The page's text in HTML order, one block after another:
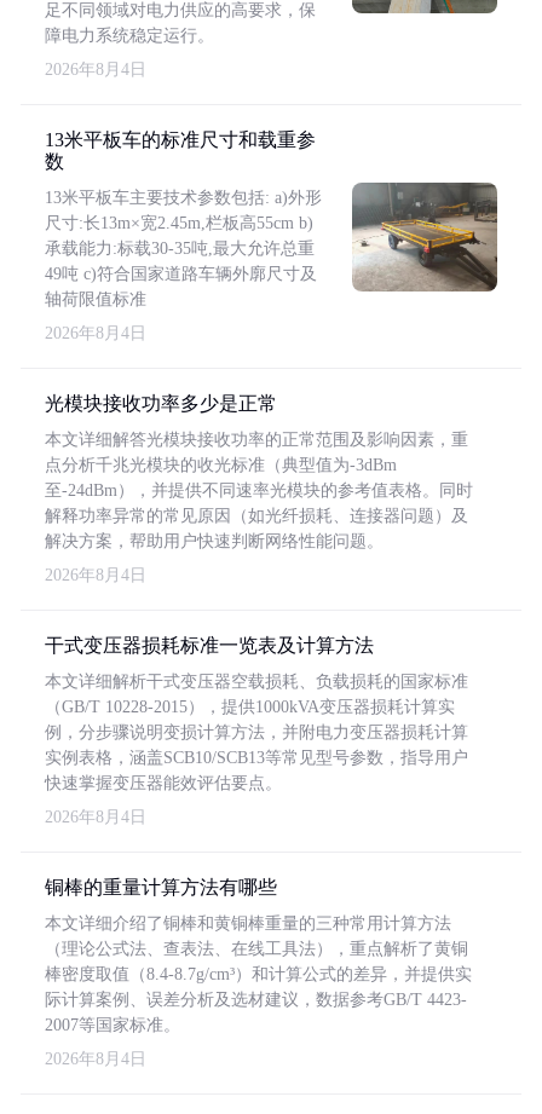
足不同领域对电力供应的高要求，保
障电力系统稳定运行。
2026年8月4日
13米平板车的标准尺寸和载重参
数
13米平板车主要技术参数包括: a)外形
尺寸:长13m×宽2.45m,栏板高55cm b)
承载能力:标载30-35吨,最大允许总重
49吨 c)符合国家道路车辆外廓尺寸及
轴荷限值标准
2026年8月4日
光模块接收功率多少是正常
本文详细解答光模块接收功率的正常范围及影响因素，重
点分析千兆光模块的收光标准（典型值为-3dBm
至-24dBm），并提供不同速率光模块的参考值表格。同时
解释功率异常的常见原因（如光纤损耗、连接器问题）及
解决方案，帮助用户快速判断网络性能问题。
2026年8月4日
干式变压器损耗标准一览表及计算方法
本文详细解析干式变压器空载损耗、负载损耗的国家标准
（GB/T 10228-2015），提供1000kVA变压器损耗计算实
例，分步骤说明变损计算方法，并附电力变压器损耗计算
实例表格，涵盖SCB10/SCB13等常见型号参数，指导用户
快速掌握变压器能效评估要点。
2026年8月4日
铜棒的重量计算方法有哪些
本文详细介绍了铜棒和黄铜棒重量的三种常用计算方法
（理论公式法、查表法、在线工具法），重点解析了黄铜
棒密度取值（8.4-8.7g/cm³）和计算公式的差异，并提供实
际计算案例、误差分析及选材建议，数据参考GB/T 4423-
2007等国家标准。
2026年8月4日